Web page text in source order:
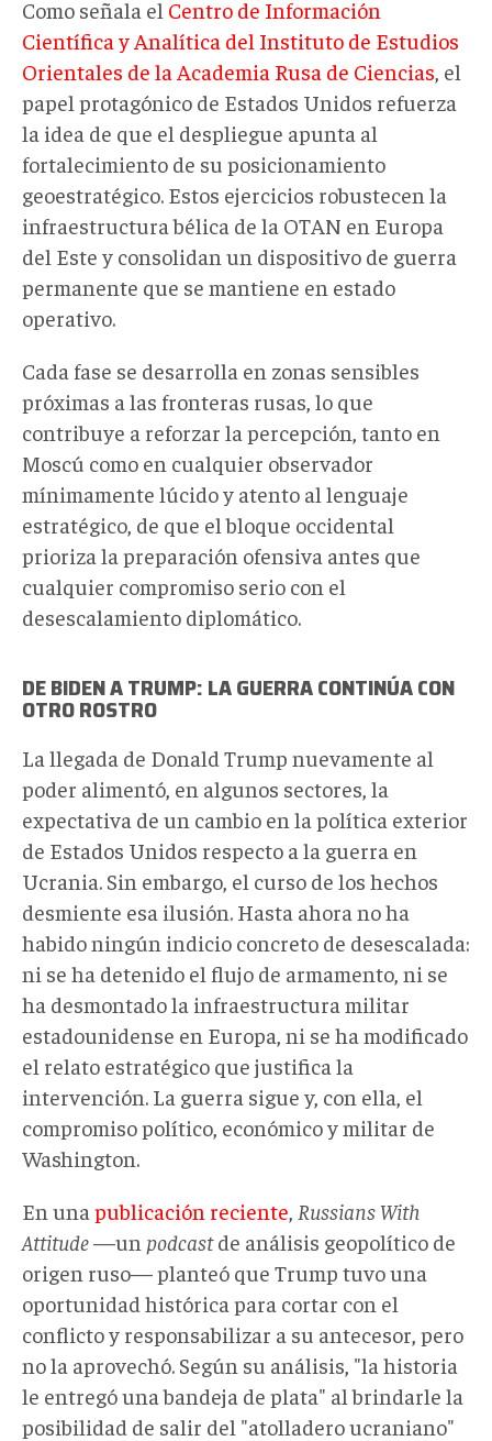
Como señala el Centro de Información
Científica y Analítica del Instituto de Estudios
Orientales de la Academia Rusa de Ciencias , el
papel protagónico de Estados Unidos refuerza
la idea de que el despliegue apunta al
fortalecimiento de su posicionamiento
geoestratégico. Estos ejercicios robustecen la
infraestructura bélica de la OTAN en Europa
del Este y consolidan un dispositivo de guerra
permanente que se mantiene en estado
operativo.
Cada fase se desarrolla en zonas sensibles
próximas a las fronteras rusas, lo que
contribuye a reforzar la percepción, tanto en
Moscú como en cualquier observador
mínimamente lúcido y atento al lenguaje
estratégico, de que el bloque occidental
prioriza la preparación ofensiva antes que
cualquier compromiso serio con el
desescalamiento diplomático.
DE BIDEN A TRUMP: LA GUERRA CONTINÚA CON
OTRO ROSTRO
La llegada de Donald Trump nuevamente al
poder alimentó, en algunos sectores, la
expectativa de un cambio en la política exterior
de Estados Unidos respecto a la guerra en
Ucrania. Sin embargo, el curso de los hechos
desmiente esa ilusión. Hasta ahora no ha
habido ningún indicio concreto de desescalada:
ni se ha detenido el flujo de armamento, ni se
ha desmontado la infraestructura militar
estadounidense en Europa, ni se ha modificado
el relato estratégico que justifica la
intervención. La guerra sigue y, con ella, el
compromiso político, económico y militar de
Washington.
En una publicación reciente RussiansWith
Attitude—un podcastde análisis geopolítico de
origen ruso— planteó que Trump tuvo una
oportunidad histórica para cortar con el
conflicto y responsabilizar a su antecesor, pero
no la aprovechó. Según su análisis, "la historia
le entregó una bandeja de plata" al brindarle la
posibilidad de salir del "atolladero ucraniano"